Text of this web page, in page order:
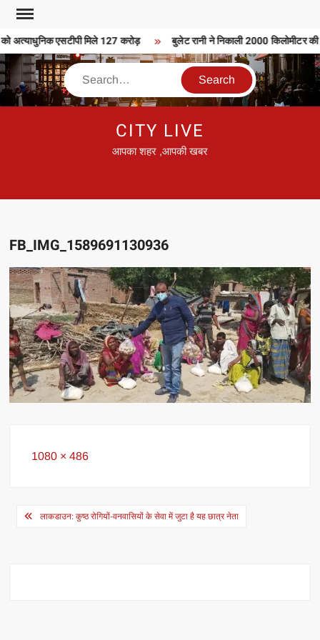
Skip
content
अत्याधुनिक एसटीपी मिले 127 करोड़ बुलेट रानी ने निकाली 2000 किलोमीटर
Search
CITY LIVE
आपका शहर ,आपकी खबर
FB_IMG_1589691130936
Full
1080 × 486
Postलाकडाउन: कुष्ठ रोगियों-वनवासियों के सेवा में जुटा है यह छात्र नेता